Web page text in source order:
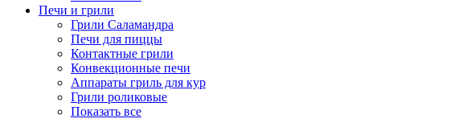
Печи и грили
Грили Саламандра
Печи для пиццы
Контактные грили
Конвекционные печи
Аппараты гриль для кур
Грили роликовые
Показать все